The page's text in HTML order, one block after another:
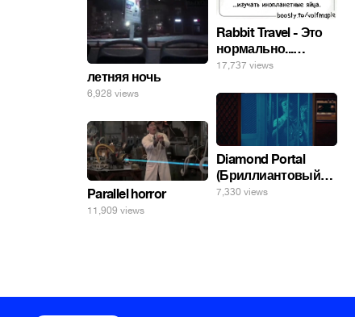
Rabbit Travel - Это
нормально...
изучать
яйца.
17,737 views
летняя ночь
6,928 views
Diamond Portal
(Бриллиантовый
портал). Хэлпмить
7,330 views
Parallel horror
11,909 views